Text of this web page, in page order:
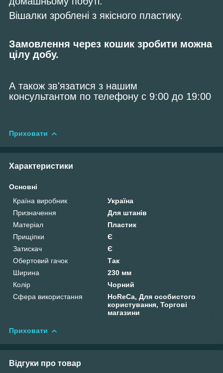
Вішалки зроблені з якісного пластику.
Замовлення через кошик зробити можна
цілу добу.
А також зв'язатися з нашим
консультантом по телефону с 9:00 до 19:00
Приховати
Характеристики
Основні
Країна виробник
Україна
Призначення
Для штанів
Матеріал
Пластик
Прищіпки
Є
Затискач
Є
Обертовий гачок
Так
Ширина
230 мм
Колір
Чорний
Сфера використання
HoReCa, Для особистого
користування, Торгові
магазини
Приховати
Відгуки про товар